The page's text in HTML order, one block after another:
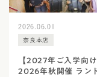
2026.06.01
奈良本店
【2027年ご入学向け
2026年秋開催 ラン